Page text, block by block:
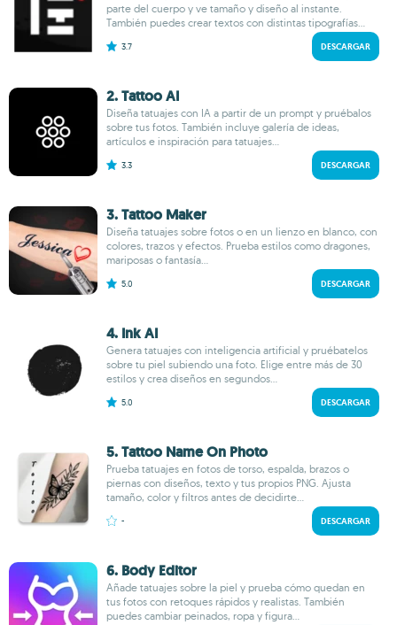
parte del cuerpo y ve tamaño y diseño al instante.
También puedes crear textos con distintas tipografías...
3.7 DESCARGAR
2. Tattoo AI
Diseña tatuajes con IA a partir de un prompt y pruébalos
sobre tus fotos. También incluye galería de ideas,
artículos e inspiración para tatuajes...
3.3 DESCARGAR
3. Tattoo Maker
Diseña tatuajes sobre fotos o en un lienzo en blanco, con
colores, trazos y efectos. Prueba estilos como dragones,
mariposas o fantasía...
5.0 DESCARGAR
4. Ink AI
Genera tatuajes con inteligencia artificial y pruébatelos
sobre tu piel subiendo una foto. Elige entre más de 30
estilos y crea diseños en segundos...
5.0 DESCARGAR
5. Tattoo Name On Photo
Prueba tatuajes en fotos de torso, espalda, brazos o
piernas con diseños, texto y tus propios PNG. Ajusta
tamaño, color y filtros antes de decidirte...
- DESCARGAR
6. Body Editor
Añade tatuajes sobre la piel y prueba cómo quedan en
tus fotos con retoques rápidos y realistas. También
puedes cambiar peinados, ropa y figura...